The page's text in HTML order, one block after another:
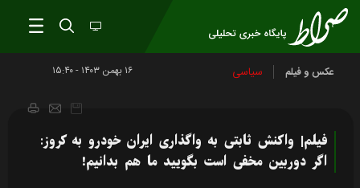
عکس و فیلم سیاسی ۱۶ بهمن ۱۴۰۳ - ۱۵:۴۰
فیلم| واکنش ثابتی به واگذاری ایران خودرو به کروز:
اگر دوربین مخفی است بگویید ما هم بدانیم!